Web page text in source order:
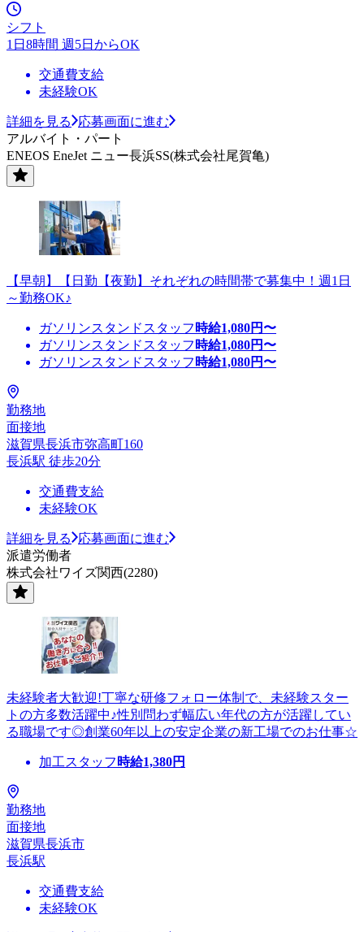
シフト
1日8時間 週5日からOK
交通費支給
未経験OK
詳細を見る
応募画面に進む
アルバイト・パート
ENEOS EneJet ニュー長浜SS(株式会社尾賀亀)
【早朝】【日勤【夜勤】それぞれの時間帯で募集中！週1日
～勤務OK♪
ガソリンスタンドスタッフ 時給1,080円〜
ガソリンスタンドスタッフ 時給1,080円〜
ガソリンスタンドスタッフ 時給1,080円〜
勤務地
面接地
滋賀県長浜市弥高町160
長浜駅 徒歩20分
交通費支給
未経験OK
詳細を見る
応募画面に進む
派遣労働者
株式会社ワイズ関西(2280)
未経験者大歓迎!丁寧な研修フォロー体制で、未経験スター
トの方多数活躍中♪性別問わず幅広い年代の方が活躍してい
る職場です◎創業60年以上の安定企業の新工場でのお仕事☆
加工スタッフ 時給1,380円
勤務地
面接地
滋賀県長浜市
長浜駅
交通費支給
未経験OK